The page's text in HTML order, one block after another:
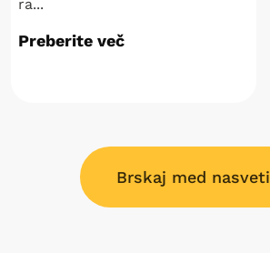
ra...
Preberite več
Brskaj med nasveti